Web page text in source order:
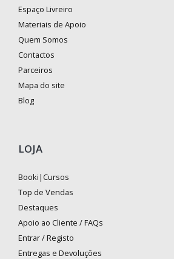
Espaço Livreiro
Materiais de Apoio
Quem Somos
Contactos
Parceiros
Mapa do site
Blog
LOJA
Booki|Cursos
Top de Vendas
Destaques
Apoio ao Cliente / FAQs
Entrar / Registo
Entregas e Devoluções